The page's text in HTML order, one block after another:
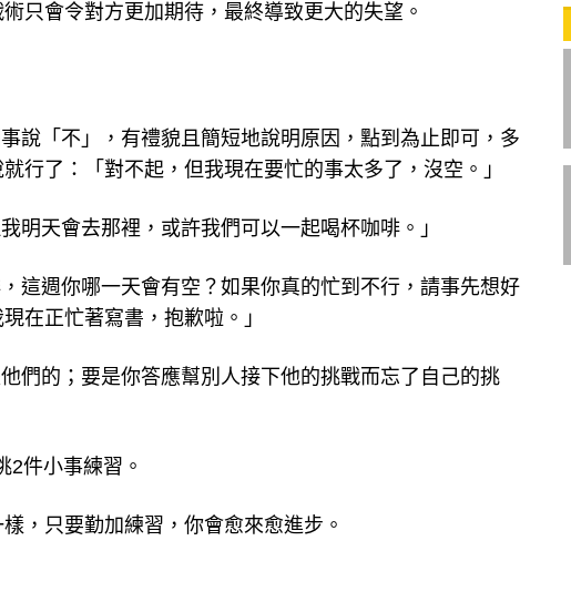
只會令對方更加期待，最終導致更大的失望。
說「不」，有禮貌且簡短地說明原因，點到為止即可，多
行了：「對不起，但我現在要忙的事太多了，沒空。」
明天會去那裡，或許我們可以一起喝杯咖啡。」
這週你哪一天會有空？如果你真的忙到不行，請事先想好
在正忙著寫書，抱歉啦。」
們的；要是你答應幫別人接下他的挑戰而忘了自己的挑
2件小事練習。
，只要勤加練習，你會愈來愈進步。